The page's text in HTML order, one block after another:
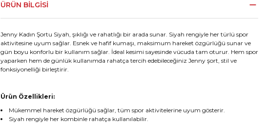
ÜRÜN BILGISI
Jenny Kadın Şortu Siyah, şıklığı ve rahatlığı bir arada sunar. Siyah rengiyle her türlü spor
aktivitesine uyum sağlar. Esnek ve hafif kumaşı, maksimum hareket özgürlüğü sunar ve
gün boyu konforlu bir kullanım sağlar. İdeal kesimi sayesinde vücuda tam oturur. Hem spor
yaparken hem de günlük kullanımda rahatça tercih edebileceğiniz Jenny şort, stil ve
fonksiyonelliği birleştirir.
Ürün Özellikleri:
Mükemmel hareket özgürlüğü sağlar, tüm spor aktivitelerine uyum gösterir.
Siyah rengiyle her kombinle rahatça kullanılabilir.